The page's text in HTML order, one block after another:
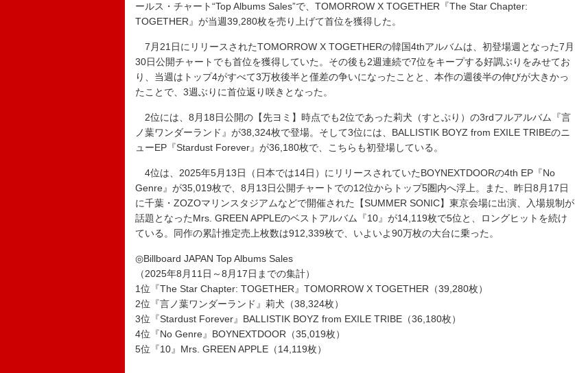
ールス・チャート“Top Albums Sales”で、TOMORROW X TOGETHER『The Star Chapter:
TOGETHER』が当週39,280枚を売り上げて首位を獲得した。
7月21日にリリースされたTOMORROW X TOGETHERの韓国4thアルバムは、初登場週となった7月
30日公開チャートでも首位を獲得していた。その後も2週連続で7位をキープする好調ぶりをみせてお
り、当週はトップ4がすべて3万枚後半と僅差の争いになったことと、本作の週後半の伸びが大きかっ
たことで、3週ぶりに首位返り咲きとなった。
2位には、8月18日公開の【先ヨミ】時点でも2位であった莉犬（すとぷり）の3rdフルアルバム『言
ノ葉ワンダーランド』が38,324枚で登場。そして3位には、BALLISTIK BOYZ from EXILE TRIBEのニ
ューEP『Stardust Forever』が36,180枚で、こちらも初登場している。
4位は、2025年5月13日（日本では14日）にリリースされていたBOYNEXTDOORの4th EP『No
Genre』が35,019枚で、8月13日公開チャートでの12位からトップ5圏内へ浮上。また、昨日8月17日
に千葉・ZOZOマリンスタジアムなどで開催された【SUMMER SONIC】東京会場に出演、入場規制が
話題となったMrs. GREEN APPLEのベストアルバム『10』が14,119枚で5位と、ロングヒットを続け
ている。同作の累計推定売上枚数は912,339枚で、いよいよ90万枚の大台に乗った。
◎Billboard JAPAN Top Albums Sales
（2025年8月11日～8月17日までの集計）
1位『The Star Chapter: TOGETHER』TOMORROW X TOGETHER（39,280枚）
2位『言ノ葉ワンダーランド』莉犬（38,324枚）
3位『Stardust Forever』BALLISTIK BOYZ from EXILE TRIBE（36,180枚）
4位『No Genre』BOYNEXTDOOR（35,019枚）
5位『10』Mrs. GREEN APPLE（14,119枚）